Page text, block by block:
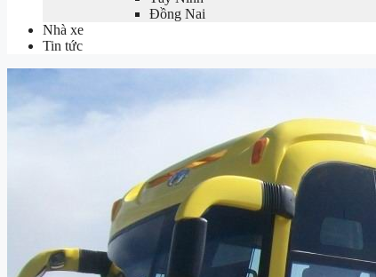
Đồng Nai
Nhà xe
Tin tức